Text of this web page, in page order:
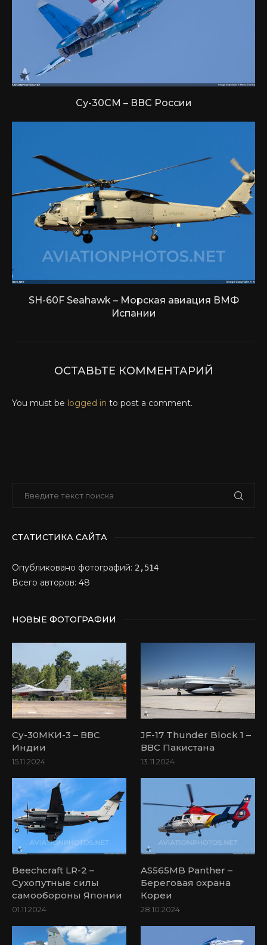
Су-30СМ – ВВС России
SH-60F Seahawk – Морская авиация ВМФ
Испании
ОСТАВЬТЕ КОММЕНТАРИЙ
You must be logged in to post a comment.
СТАТИСТИКА САЙТА
Опубликовано фотографий: 2,514
Всего авторов: 48
НОВЫЕ ФОТОГРАФИИ
Су-30МКИ-3 – ВВС
Индии
15.11.2024
JF-17 Thunder Block 1 –
ВВС Пакистана
13.11.2024
Beechcraft LR-2 –
Сухопутные силы
самообороны Японии
01.11.2024
AS565MB Panther –
Береговая охрана
Кореи
28.10.2024